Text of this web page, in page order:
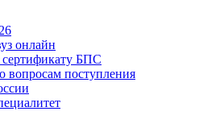
онлайн
БПС
вопросам поступления